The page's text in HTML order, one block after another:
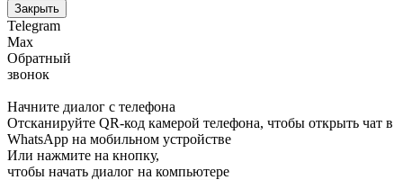
Закрыть
Telegram
Max
Обратный
звонок
Начните диалог с телефона
Отсканируйте QR-код камерой телефона, чтобы открыть чат в
WhatsApp на мобильном устройстве
Или нажмите на кнопку,
чтобы начать диалог на компьютере